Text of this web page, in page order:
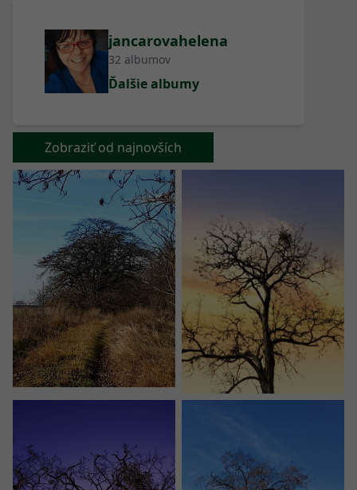
jancarovahelena
32 albumov
Ďalšie albumy
Zobraziť od najnovších